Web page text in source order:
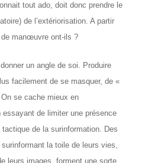
tout ado, doit donc prendre le
de l’extériorisation. A partir
manœuvre ont-ils ?
un angle de soi. Produire
facilement de se masquer, de «
se cache mieux en
essayant de limiter une présence
tactique de la surinformation. Des
la toile de leurs vies,
leurs images, forment une sorte